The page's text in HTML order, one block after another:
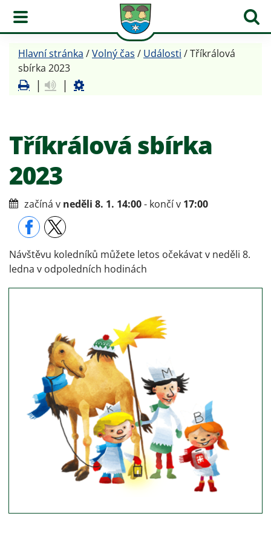
Obec Hřibojedy
Hlavní stránka /Volný čas / Události /Tříkrálová
sbírka 2023
| |
Tříkrálová sbírka
2023
začíná v neděli 8. 1. 14:00- končí v 17:00
Návštěvu koledníků můžete letos očekávat v neděli 8.
ledna v odpoledních hodinách